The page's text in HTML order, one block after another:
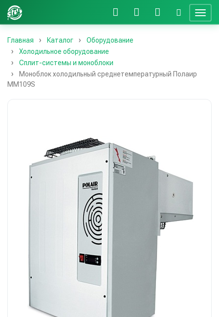
Главная Каталог
Оборудование
Холодильное оборудование
Сплит-системы и моноблоки
Моноблок холодильный среднетемпературный Полаир
MM109S